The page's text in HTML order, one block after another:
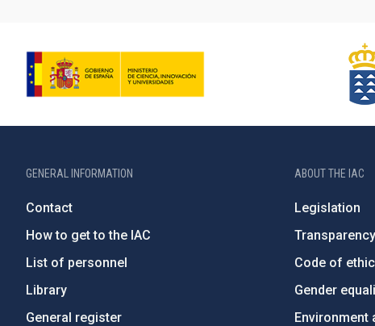
GENERAL INFORMATION
Contact
How to get to the IAC
List of personnel
Library
General register
ABOUT THE IAC
Legislation
Transparency
Code of
Gender
Environment